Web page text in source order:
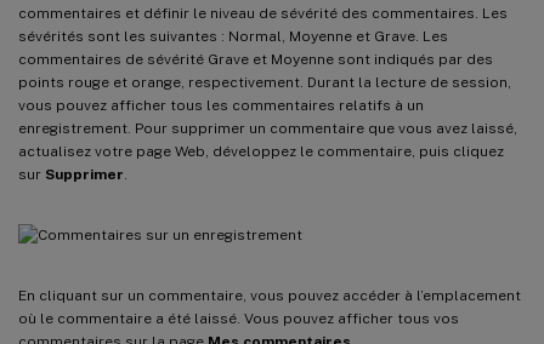
commentaires et définir le niveau de sévérité des commentaires. Les
sévérités sont les suivantes : Normal, Moyenne et Grave. Les
commentaires de sévérité Grave et Moyenne sont indiqués par des
points rouge et orange, respectivement. Durant la lecture de session,
vous pouvez afficher tous les commentaires relatifs à un
enregistrement. Pour supprimer un commentaire que vous avez laissé,
actualisez votre page Web, développez le commentaire, puis cliquez
sur Supprimer
En cliquant sur un commentaire, vous pouvez accéder à l’emplacement
où le commentaire a été laissé. Vous pouvez afficher tous vos